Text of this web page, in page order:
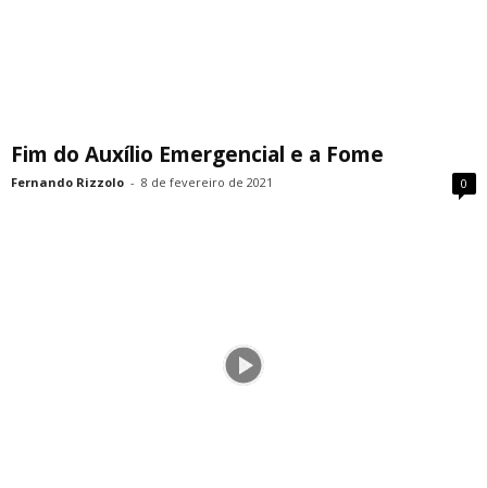
Fim do Auxílio Emergencial e a Fome
Fernando Rizzolo - 8 de fevereiro de 2021 0